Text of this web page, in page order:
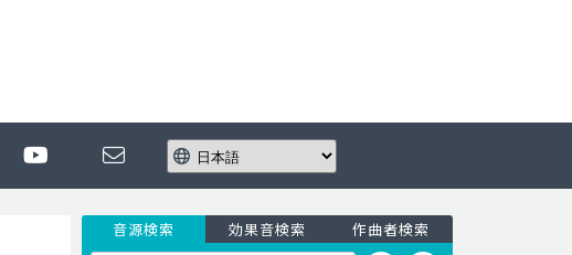
音源検索 効果音検索 作曲者検索